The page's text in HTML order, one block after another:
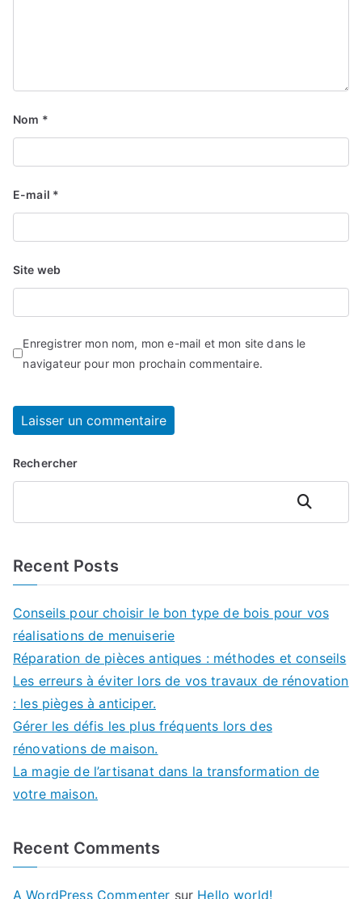
Nom *
E-mail *
Site web
Enregistrer mon nom, mon e-mail et mon site dans le
navigateur pour mon prochain commentaire.
Rechercher
Rechercher
Recent Posts
Conseils pour choisir le bon type de bois pour vos
réalisations de menuiserie
Réparation de pièces antiques : méthodes et conseils
Les erreurs à éviter lors de vos travaux de rénovation
: les pièges à anticiper.
Gérer les défis les plus fréquents lors des
rénovations de maison.
La magie de l’artisanat dans la transformation de
votre maison.
Recent Comments
A WordPress Commenter sur Hello world!